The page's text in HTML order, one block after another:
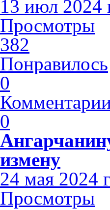
13 июл 2024
Просмотры
382
Понравилось
0
0
измену
24 мая 2024
Просмотры